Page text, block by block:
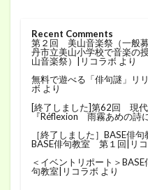
Recent Comments
第２回 美山音楽祭（一般募
丹市立美山小学校で音楽の
山音楽祭）|リコラボ より
無料で遊べる「俳句謎」リ
ボ より
[終了しました]第62回 現
『Réflexion 雨霧あめの詩
［終了しました］BASE俳句
BASE俳句教室 第１回|リ
＜イベントリポート＞
句教室|リコラボ より